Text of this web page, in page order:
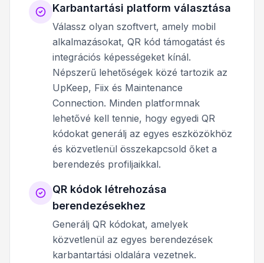
Karbantartási platform választása
Válassz olyan szoftvert, amely mobil
alkalmazásokat, QR kód támogatást és
integrációs képességeket kínál.
Népszerű lehetőségek közé tartozik az
UpKeep, Fiix és Maintenance
Connection. Minden platformnak
lehetővé kell tennie, hogy egyedi QR
kódokat generálj az egyes eszközökhöz
és közvetlenül összekapcsold őket a
berendezés profiljaikkal.
QR kódok létrehozása
berendezésekhez
Generálj QR kódokat, amelyek
közvetlenül az egyes berendezések
karbantartási oldalára vezetnek.